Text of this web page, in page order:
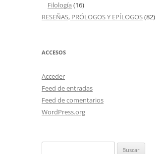
Filología (16)
RESEÑAS, PRÓLOGOS Y EPÍLOGOS(82)
ACCESOS
Acceder
Feed de entradas
Feed de comentarios
WordPress.org